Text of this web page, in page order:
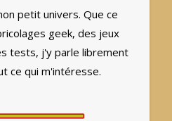
petit univers. Que ce
geek, des jeux
tests, j'y parle librement
ce qui m'intéresse.